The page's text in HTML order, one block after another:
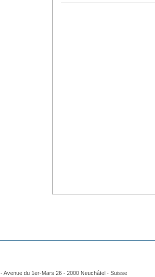
- Avenue du 1er-Mars 26 - 2000 Neuchâtel - Suisse